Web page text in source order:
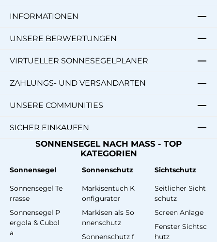
INFORMATIONEN
UNSERE BERWERTUNGEN
VIRTUELLER SONNESEGELPLANER
ZAHLUNGS- UND VERSANDARTEN
UNSERE COMMUNITIES
SICHER EINKAUFEN
SONNENSEGEL NACH MASS - TOP
KATEGORIEN
Sonnensegel
Sonnensegel Te
rrasse
Sonnensegel P
ergola & Cubol
a
Sonnenschutz
Markisentuch K
onfigurator
Markisen als So
nnenschutz
Sonnenschutz f
Sichtschutz
Seitlicher Sicht
schutz
Screen Anlage
Fenster Sichtsc
hutz